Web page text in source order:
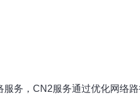
务，CN2服务通过优化网络